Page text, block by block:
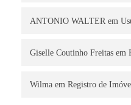
ANTONIO WALTER em
Giselle Coutinho Freitas em
Wilma em Registro de